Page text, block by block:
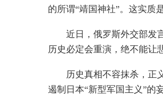
的所谓“靖国神社”。这实质
近日，俄罗斯外交部发
历史必定会重演，绝不能让
历史真相不容抹杀，正
遏制日本“新型军国主义”的妄